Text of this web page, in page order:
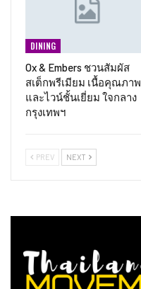
DINING
Ox & Embers ชวนสัมผัส
สเต็กพรีเมียม เนื้อคุณภาพ
และไวน์ชั้นเยี่ยม ใจกลาง
กรุงเทพฯ
PREV NEXT